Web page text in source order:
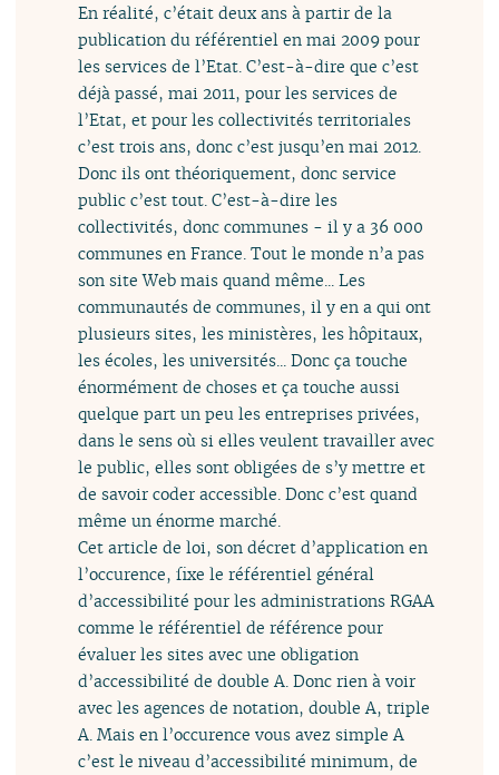
En réalité, c’était deux ans à partir de la
publication du référentiel en mai 2009 pour
les services de l’Etat. C’est-à-dire que c’est
déjà passé, mai 2011, pour les services de
l’Etat, et pour les collectivités territoriales
c’est trois ans, donc c’est jusqu’en mai 2012.
Donc ils ont théoriquement, donc service
public c’est tout. C’est-à-dire les
collectivités, donc communes - il y a 36 000
communes en France. Tout le monde n’a pas
son site Web mais quand même... Les
communautés de communes, il y en a qui ont
plusieurs sites, les ministères, les hôpitaux,
les écoles, les universités... Donc ça touche
énormément de choses et ça touche aussi
quelque part un peu les entreprises privées,
dans le sens où si elles veulent travailler avec
le public, elles sont obligées de s’y mettre et
de savoir coder accessible. Donc c’est quand
même un énorme marché.
Cet article de loi, son décret d’application en
l’occurence, fixe le référentiel général
d’accessibilité pour les administrations RGAA
comme le référentiel de référence pour
évaluer les sites avec une obligation
d’accessibilité de double A. Donc rien à voir
avec les agences de notation, double A, triple
A. Mais en l’occurence vous avez simple A
c’est le niveau d’accessibilité minimum, de